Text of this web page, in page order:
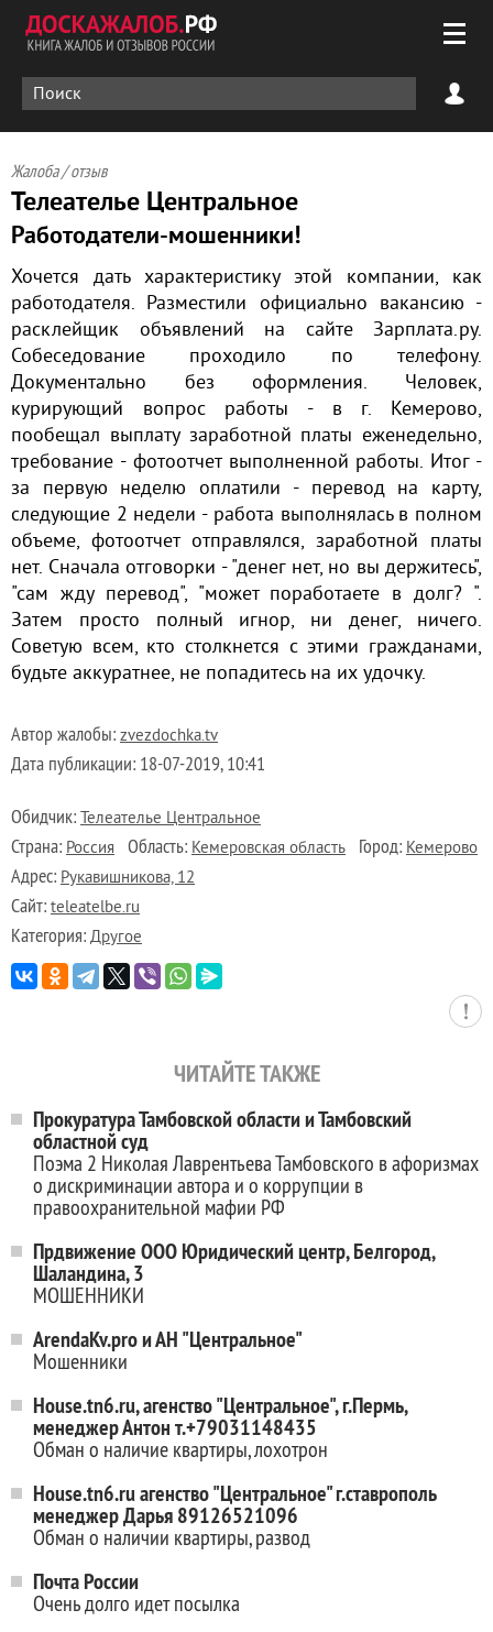
Жалоба / отзыв
Телеателье Центральное
Работодатели-мошенники!
Хочется дать характеристику этой компании, как
работодателя. Разместили официально вакансию -
расклейщик объявлений на сайте Зарплата.ру.
Собеседование проходило по телефону.
Документально без оформления. Человек,
курирующий вопрос работы - в г. Кемерово,
пообещал выплату заработной платы еженедельно,
требование - фотоотчет выполненной работы. Итог -
за первую неделю оплатили - перевод на карту,
следующие 2 недели - работа выполнялась в полном
объеме, фотоотчет отправлялся, заработной платы
нет. Сначала отговорки - "денег нет, но вы держитесь",
"сам жду перевод", "может поработаете в долг? ".
Затем просто полный игнор, ни денег, ничего.
Советую всем, кто столкнется с этими гражданами,
будьте аккуратнее, не попадитесь на их удочку.
Автор жалобы: zvezdochka.tv
Дата публикации: 18-07-2019, 10:41
Обидчик: Телеателье Центральное
Страна: Россия Область: Кемеровская область Город: Кемерово
Адрес: Рукавишникова, 12
Сайт: teleatelbe.ru
Категория: Другое
ЧИТАЙТЕ ТАКЖЕ
Прокуратура Тамбовской области и Тамбовский
областной суд
Поэма 2 Николая Лаврентьева Тамбовского в афоризмах
о дискриминации автора и о коррупции в
правоохранительной мафии РФ
Прдвижение ООО Юридический центр, Белгород,
Шаландина, 3
МОШЕННИКИ
ArendaKv.pro и АН "Центральное"
Мошенники
House.tn6.ru, агенство "Центральное", г.Пермь,
менеджер Антон т.+79031148435
Обман о наличие квартиры, лохотрон
House.tn6.ru агенство "Центральное" г.ставрополь
менеджер Дарья 89126521096
Обман о наличии квартиры, развод
Почта России
Очень долго идет посылка